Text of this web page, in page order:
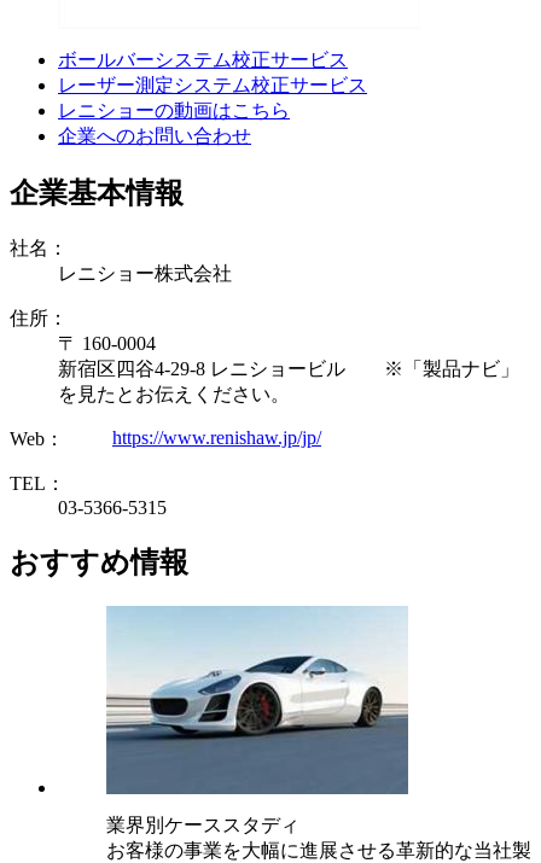
ボールバーシステム校正サービス
レーザー測定システム校正サービス
レニショーの動画はこちら
企業へのお問い合わせ
企業基本情報
社名：
レニショー株式会社
住所：
〒 160-0004
新宿区四谷4-29-8 レニショービル ※「製品ナビ」
を見たとお伝えください。
Web： https://www.renishaw.jp/jp/
TEL：
03-5366-5315
おすすめ情報
業界別ケーススタディ
お客様の事業を大幅に進展させる革新的な当社製